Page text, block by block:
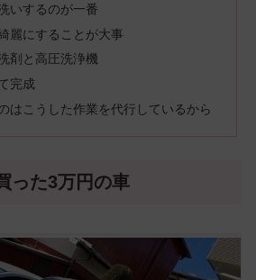
いするのが一番
麗にすることが大事
剤と高圧洗浄機
完成
はこうした作業を代行しているから
った3万円の車